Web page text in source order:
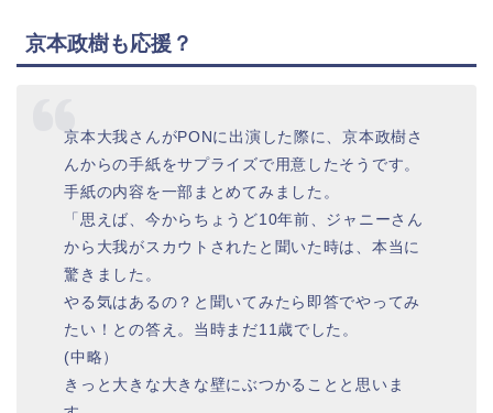
京本政樹も応援？
京本大我さんがPONに出演した際に、京本政樹さ
んからの手紙をサプライズで用意したそうです。
手紙の内容を一部まとめてみました。
「思えば、今からちょうど10年前、ジャニーさん
から大我がスカウトされたと聞いた時は、本当に
驚きました。
やる気はあるの？と聞いてみたら即答でやってみ
たい！との答え。当時まだ11歳でした。
(中略）
きっと大きな大きな壁にぶつかることと思いま